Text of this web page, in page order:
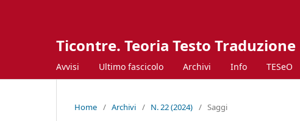
Ticontre. Teoria Testo Traduzione
Avvisi Ultimo fascicolo Archivi Info TESeO
Home / Archivi / N. 22 (2024) / Saggi